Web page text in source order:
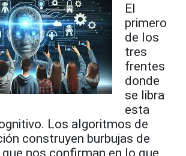
El
primero
de los
tres
frentes
donde
se libra
esta
Los algoritmos de
construyen burbujas de
nos confirman en lo que